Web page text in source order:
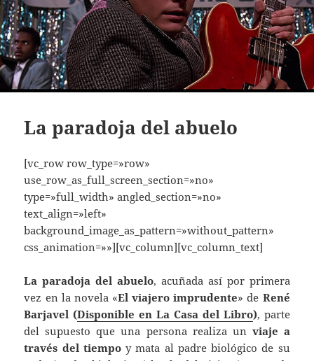
La paradoja del abuelo
[vc_row row_type=»row»
use_row_as_full_screen_section=»no»
type=»full_width» angled_section=»no»
text_align=»left»
background_image_as_pattern=»without_pattern»
css_animation=»»][vc_column][vc_column_text]
La paradoja del abuelo, acuñada así por primera
vez en la novela «El viajero imprudente» de René
Barjavel (Disponible en La Casa del Libro), parte
del supuesto que una persona realiza un viaje a
través del tiempoy mata al padre biológico de su